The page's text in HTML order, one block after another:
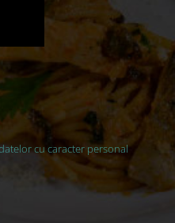
cu caracter personal